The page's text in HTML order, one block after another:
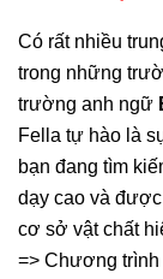
Có rất nhiều
trong những
trường anh ngữ
Fella tự hào là
bạn đang tìm
dạy cao và
cơ sở vật chất
=> Chương trình